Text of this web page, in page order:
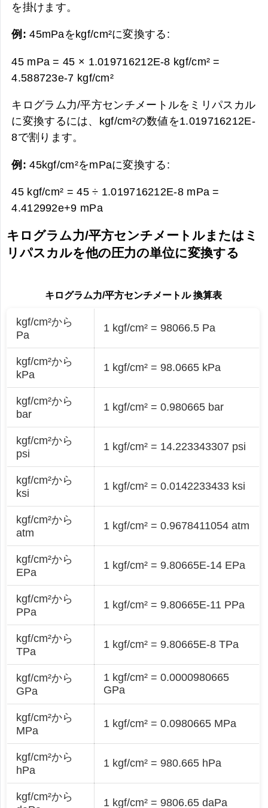
を掛けます。
例:45mPaをkgf/cm²に変換する:
45 mPa = 45 × 1.019716212E-8 kgf/cm² =
4.588723e-7 kgf/cm²
キログラム力/平方センチメートルをミリパスカル
に変換するには、kgf/cm²の数値を1.019716212E-
8で割ります。
例:45kgf/cm²をmPaに変換する:
45 kgf/cm² = 45 ÷ 1.019716212E-8 mPa =
4.412992e+9 mPa
キログラム力/平方センチメートルまたはミ
リパスカルを他の圧力の単位に変換する
キログラム力/平方センチメートル 換算表
kgf/cm²から
Pa
1 kgf/cm² = 98066.5 Pa
kgf/cm²から
kPa
1 kgf/cm² = 98.0665 kPa
kgf/cm²から
bar
1 kgf/cm² = 0.980665 bar
kgf/cm²から
psi
1 kgf/cm² = 14.223343307 psi
kgf/cm²から
ksi
1 kgf/cm² = 0.0142233433 ksi
kgf/cm²から
atm
1 kgf/cm² = 0.9678411054 atm
kgf/cm²から
EPa
1 kgf/cm² = 9.80665E-14 EPa
kgf/cm²から
PPa
1 kgf/cm² = 9.80665E-11 PPa
kgf/cm²から
TPa
1 kgf/cm² = 9.80665E-8 TPa
kgf/cm²から
GPa
1 kgf/cm² = 0.0000980665
GPa
kgf/cm²から
MPa
1 kgf/cm² = 0.0980665 MPa
kgf/cm²から
hPa
1 kgf/cm² = 980.665 hPa
kgf/cm²から
1 kgf/cm² = 9806.65 daPa